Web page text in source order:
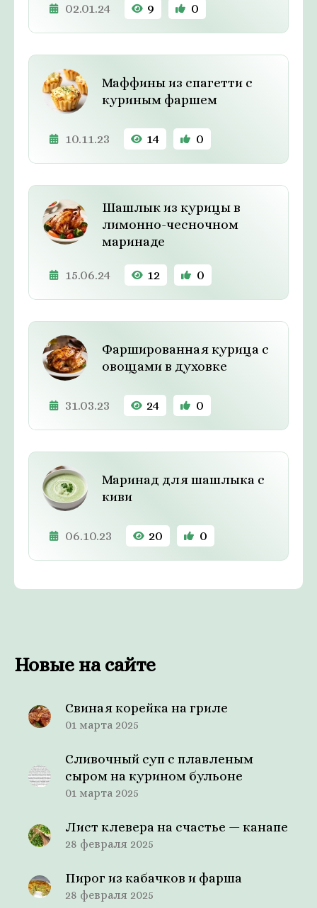
02.01.24 9 0
Маффины из спагетти с
куриным фаршем
10.11.23 14 0
Шашлык из курицы в
лимонно-чесночном
маринаде
15.06.24 12 0
Фаршированная курица с
овощами в духовке
31.03.23 24 0
Маринад для шашлыка с
киви
06.10.23 20 0
Новые на сайте
Свиная корейка на гриле
01 марта 2025
Сливочный суп с плавленым
сыром на курином бульоне
01 марта 2025
Лист клевера на счастье — канапе
28 февраля 2025
Пирог из кабачков и фарша
28 февраля 2025